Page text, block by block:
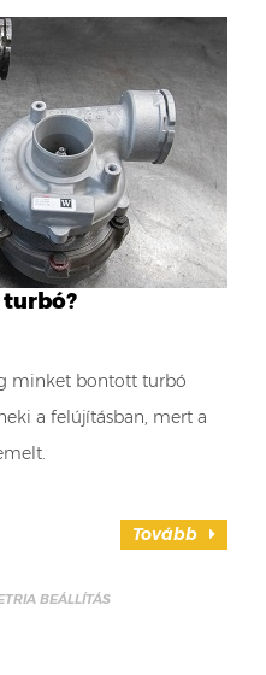
minket bontott turbó
a felújításban, mert a
Tovább
BEÁLLÍTÁS